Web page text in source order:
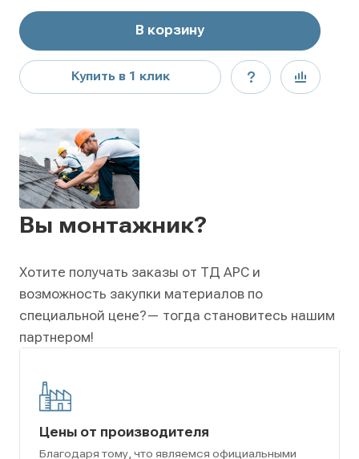
В корзину
Купить в 1 клик
Вы монтажник?
Хотите получать заказы от ТД АРС и
возможность закупки материалов по
специальной цене?— тогда становитесь нашим
партнером!
Цены от производителя
Благодаря тому, что являемся официальными